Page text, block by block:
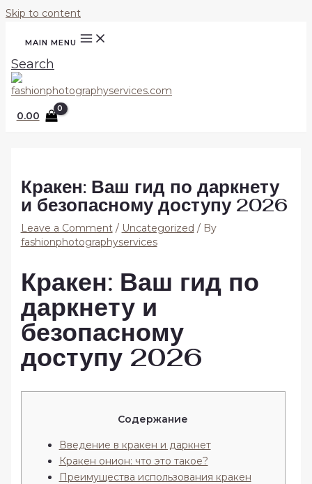
Skip to content
MAIN MENU
Search
0.00
Кракен: Ваш гид по даркнету
и безопасному доступу 2026
Leave a Comment / Uncategorized / By
fashionphotographyservices
Кракен: Ваш гид по
даркнету и
безопасному
доступу 2026
Содержание
Введение в кракен и даркнет
Кракен онион: что это такое?
Преимущества использования кракен